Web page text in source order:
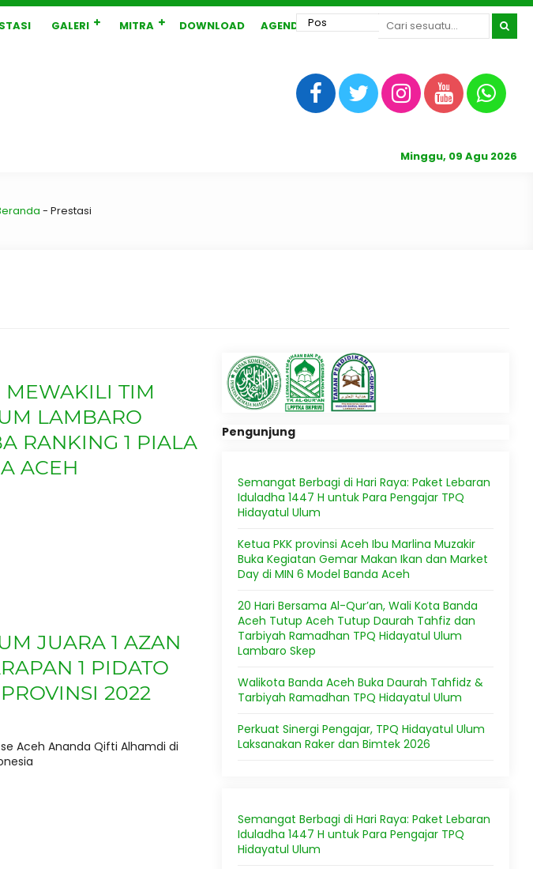
GALERI MITRA DOWNLOAD AGENDA
Minggu, 09 Agu 2026
- Prestasi
MEWAKILI TIM
LAMBARO
RANKING 1 PIALA
ACEH
JUARA 1 AZAN
1 PIDATO
2022
Aceh Ananda Qifti Alhamdi di
Pengunjung
Semangat Berbagi di Hari Raya: Paket Lebaran
Iduladha 1447 H untuk Para Pengajar TPQ
Hidayatul Ulum
Ketua PKK provinsi Aceh Ibu Marlina Muzakir
Buka Kegiatan Gemar Makan Ikan dan Market
Day di MIN 6 Model Banda Aceh
20 Hari Bersama Al-Qur’an, Wali Kota Banda
Aceh Tutup Aceh Tutup Daurah Tahfiz dan
Tarbiyah Ramadhan TPQ Hidayatul Ulum
Lambaro Skep
Walikota Banda Aceh Buka Daurah Tahfidz &
Tarbiyah Ramadhan TPQ Hidayatul Ulum
Perkuat Sinergi Pengajar, TPQ Hidayatul Ulum
Laksanakan Raker dan Bimtek 2026
Semangat Berbagi di Hari Raya: Paket Lebaran
Iduladha 1447 H untuk Para Pengajar TPQ
Hidayatul Ulum